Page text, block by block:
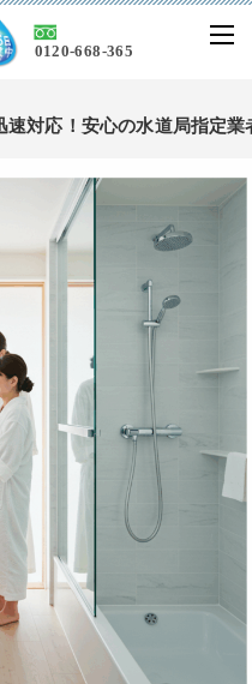
0120-668-365
速対応！安心の水道局指定業